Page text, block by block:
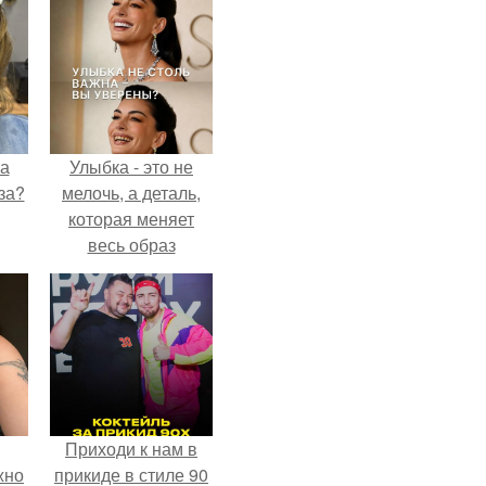
Улыбка - это не
мелочь, а деталь,
которая меняет
весь образ
человека.
Приходи к нам в
прикиде в стиле 90